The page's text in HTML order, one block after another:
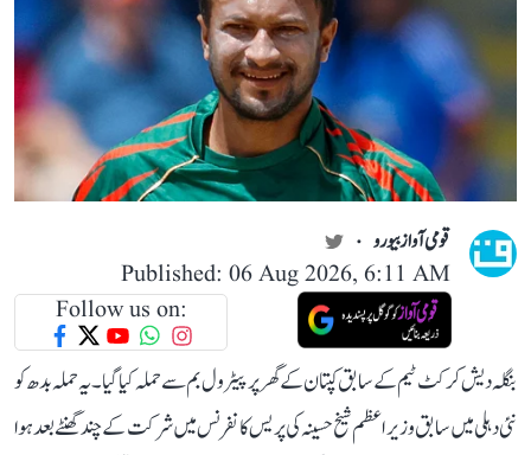
قومی آواز بیورو
Published: 06 Aug 2026, 6:11 AM
Follow us on:
بنگلہ دیش کرکٹ ٹیم کے سابق کپتان کے گھر پر پیٹرول بم سے حملہ کیا گیا۔ یہ حملہ بدھ کو
نئی دہلی میں سابق وزیر اعظم شیخ حسینہ کی پریس کانفرنس میں شرکت کے چند گھنٹے بعد ہوا